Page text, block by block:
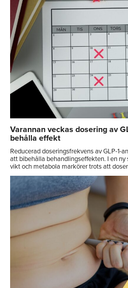
Varannan veckas dosering av
behålla effekt
Reducerad doseringsfrekvens av GLP-1-
att bibehålla behandlingseffekten. I en
vikt och metabola markörer trots att